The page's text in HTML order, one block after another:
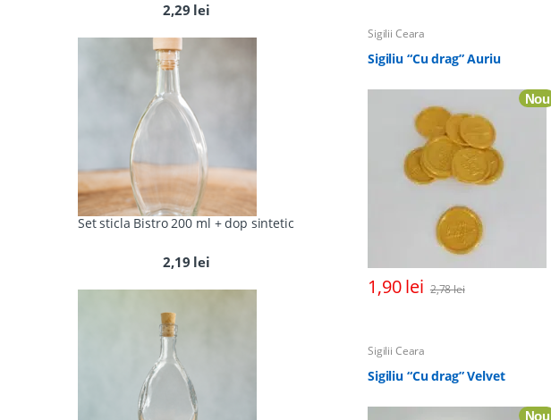
Sigilii Ceara
Sigiliu “Cu drag” Auriu
Nou
1,90lei 2,78lei
Sigilii Ceara
Sigiliu “Cu drag” Velvet
Nou
2,29 lei
Set sticla Bistro 200 ml + dop sintetic
2,19 lei